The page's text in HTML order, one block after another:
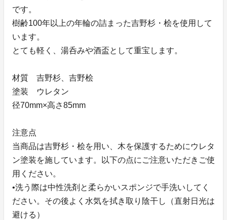
です。
樹齢100年以上の年輪の詰まった吉野杉・桧を使用して
います。
とても軽く、湯呑みや酒盃として重宝します。
材質 吉野杉、吉野桧
塗装 ウレタン
径70mm×高さ85mm
注意点
当商品は吉野杉・桧を用い、木を保護するためにウレタ
ン塗装を施しています。以下の点にご注意いただきご使
用ください。
•洗う際は中性洗剤と柔らかいスポンジで手洗いしてく
ださい。その後よく水気を拭き取り陰干し（直射日光は
避ける）